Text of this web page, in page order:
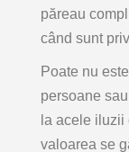
păreau
când sunt
Poate nu
persoane
la acele iluzii
valoarea se